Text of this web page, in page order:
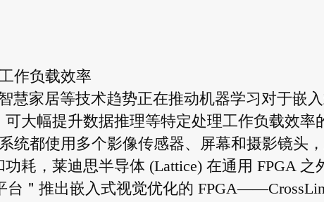
作负载效率
慧家居等技术趋势正在推动机器学习对于嵌
大幅提升数据推理等特定处理工作负载效率
统都使用多个影像传感器、屏幕和摄影镜头
耗，莱迪思半导体 (Lattice) 在通用 FPGA 之
台＂推出嵌入式视觉优化的